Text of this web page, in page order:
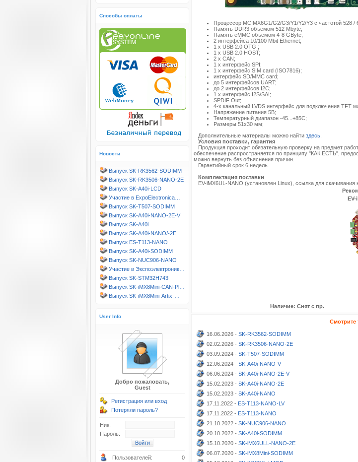
Способы оплаты
Новости
Выпуск SK-RK3562-SODIMM
Выпуск SK-RK3506-NANO-2E
Выпуск SK-A40i-LCD
Участие в ExpoElectronica…
Выпуск SK-T507-SODIMM
Выпуск SK-A40i-NANO-2E-V
Выпуск SK-A40i
Выпуск SK-A40i-NANO/-2E
Выпуск ES-T113-NANO
Выпуск SK-A40i-SODIMM
Выпуск SK-NUC906-NANO
Участие в Экспоэлектроник…
Выпуск SK-STM32H743
Выпуск SK-iMX8Mini-CAN-Pl…
Выпуск SK-iMX8Mini-Artix-…
User Info
Добро пожаловать,
Guest
Регистрация или вход
Потеряли пароль?
Ник:
Пароль:
Пользователей: 0
Процессор MCIMX6G1/G2/G3/Y1/Y2/Y3 с частотой 528 /
Память DDR3 объемом 512 Mbyte;
Память eMMC объемом 4-8 GByte;
2 интерфейса 10/100 Mbit Ethernet;
1 x USB 2.0 OTG ;
1 x USB 2.0 HOST;
2 x CAN;
1 x интерфейс SPI;
1 x интерфейс SIM card (ISO7816);
интерфейс SD/MMC card;
до 5 интерфейсов UART;
до 2 интерфейсов I2C;
1 x интерфейс I2S/SAI;
SPDIF Out;
4-х канальный LVDS интерфейс для подключения TFT
Напряжение питания 5В;
Температурный диапазон -45...+85C;
Размеры 51х30 мм;
Дополнительные материалы можно найти здесь
Условия поставки, гарантия
Продукция проходит обязательную проверку на предмет
обеспечение распространяется по принципу "КАК ЕСТЬ",
можно вернуть без объяснения причин.
Гарантийный срок 6 недель.
Комплектация поставки
EV-iMX6UL-NANO (установлен Linux), ссылка для
EV-
Наличие: Снят с пр.
Смотрите
16.06.2026 - SK-RK3562-SODIMM
02.02.2026 - SK-RK3506-NANO-2E
03.09.2024 - SK-T507-SODIMM
12.06.2024 - SK-A40i-NANO-V
06.06.2024 - SK-A40i-NANO-2E-V
15.02.2023 - SK-A40i-NANO-2E
15.02.2023 - SK-A40i-NANO
17.11.2022 - ES-T113-NANO-LV
17.11.2022 - ES-T113-NANO
21.10.2022 - SK-NUC906-NANO
20.10.2022 - SK-A40i-SODIMM
15.10.2020 - SK-iMX6ULL-NANO-2E
06.07.2020 - SK-iMX8Mini-SODIMM